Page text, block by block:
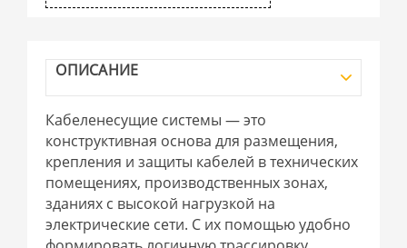
ОПИСАНИЕ
Кабеленесущие системы — это
конструктивная основа для размещения,
крепления и защиты кабелей в технических
помещениях, производственных зонах,
зданиях с высокой нагрузкой на
электрические сети. С их помощью удобно